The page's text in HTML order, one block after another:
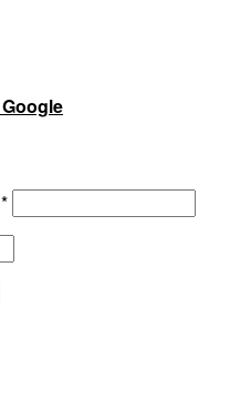
Google
*